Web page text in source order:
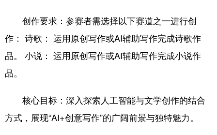
创作要求：参赛者需选择以下赛道之一进行创
作： 诗歌： 运用原创写作或AI辅助写作完成诗歌作
品。 小说： 运用原创写作或AI辅助写作完成小说作
品。
核心目标：深入探索人工智能与文学创作的结合
方式，展现“AI+创意写作”的广阔前景与独特魅力。